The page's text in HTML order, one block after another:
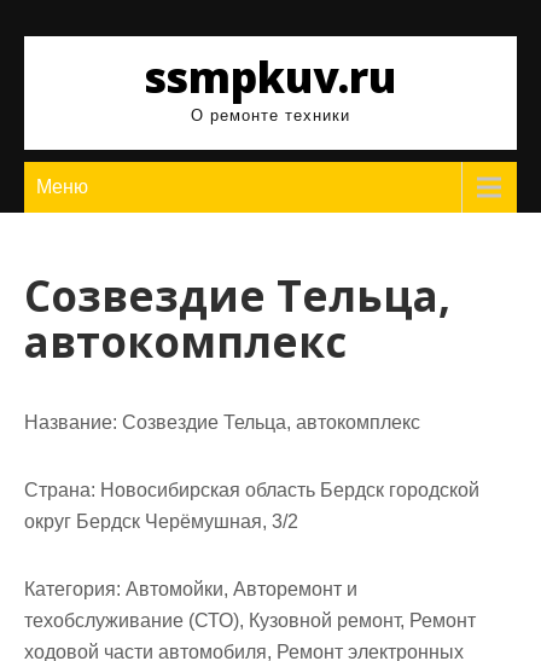
ssmpkuv.ru
О ремонте техники
Меню
Созвездие Тельца,
автокомплекс
Название: Созвездие Тельца, автокомплекс
Страна: Новосибирская область Бердск городской
округ Бердск Черёмушная, 3/2
Категория: Автомойки, Авторемонт и
техобслуживание (СТО), Кузовной ремонт, Ремонт
ходовой части автомобиля, Ремонт электронных